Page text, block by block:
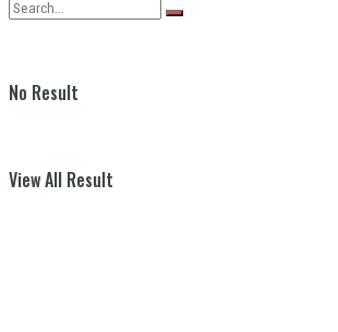
No Result
View All Result